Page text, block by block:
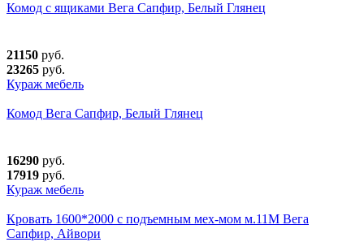
Комод с ящиками Вега Сапфир, Белый Глянец
21150 руб.
23265 руб.
Кураж мебель
Комод Вега Сапфир, Белый Глянец
16290 руб.
17919 руб.
Кураж мебель
Кровать 1600*2000 с подъемным мех-мом м.11М Вега
Сапфир, Айвори